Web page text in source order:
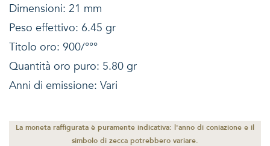
Dimensioni: 21 mm
Peso effettivo: 6.45 gr
Titolo oro: 900/°°°
Quantità oro puro: 5.80 gr
Anni di emissione: Vari
La moneta raffigurata è puramente indicativa: l'anno di coniazione e il
simbolo di zecca potrebbero variare.